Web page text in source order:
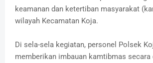
keamanan dan ketertiban masyarakat
wilayah Kecamatan Koja.
Di sela-sela kegiatan, personel Polsek
memberikan imbauan kamtibmas